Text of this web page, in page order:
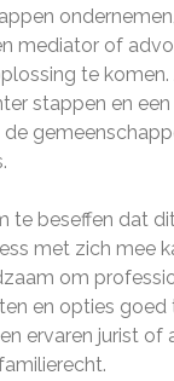
mediator of
te komen.
stappen en
te beseffen dat
met zich mee
om
en opties goed
ervaren jurist of